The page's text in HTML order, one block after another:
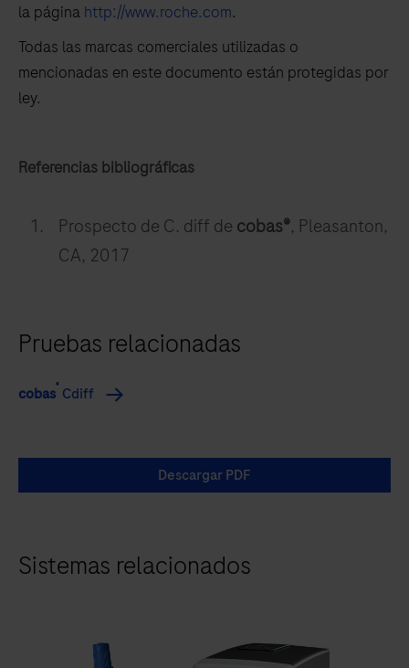
la página http://www.roche.com.
Todas las marcas comerciales utilizadas o
mencionadas en este documento están protegidas por
ley.
Referencias bibliográficas
Prospecto de C. diff de cobas®, Pleasanton,
CA, 2017
Pruebas relacionadas
cobas® Cdiff
Descargar PDF
Sistemas relacionados